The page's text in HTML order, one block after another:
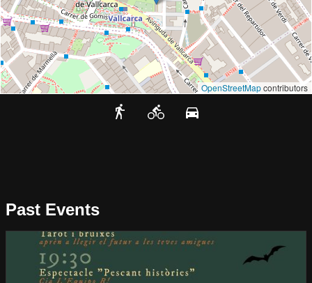
OpenStreetMapcontributors
Past Events